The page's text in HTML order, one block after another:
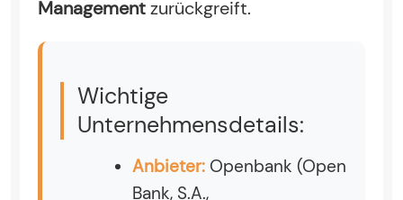
Managementzurückgreift.
Wichtige
Unternehmensdetails:
Anbieter: Openbank (Open
Bank, S.A.,